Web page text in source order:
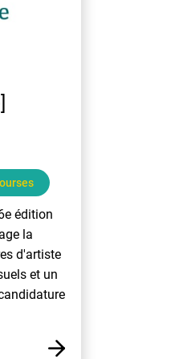
édition
la
d'artiste
et un